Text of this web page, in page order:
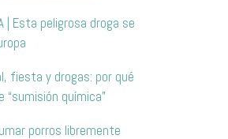
| Esta peligrosa droga se
fiesta y drogas: por qué
“sumisión química”
porros libremente